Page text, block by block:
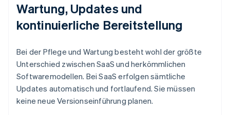
Wartung, Updates und
kontinuierliche Bereitstellung
Bei der Pflege und Wartung besteht wohl der größte
Unterschied zwischen SaaS und herkömmlichen
Softwaremodellen. Bei SaaS erfolgen sämtliche
Updates automatisch und fortlaufend. Sie müssen
keine neue Versionseinführung planen.